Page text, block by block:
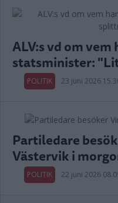
ALV:s vd om vem
statsminister:
POLITIK 23 juni 2026
Partiledare
Västervik i
POLITIK 22 juni 2026